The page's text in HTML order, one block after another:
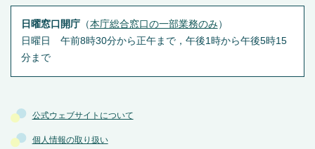
公式ウェブサイトについて
個人情報の取り扱い
日曜窓口開庁（本庁総合窓口の一部業務のみ ）
日曜日 午前8時30分から正午まで，午後1時から午後5時15
分まで